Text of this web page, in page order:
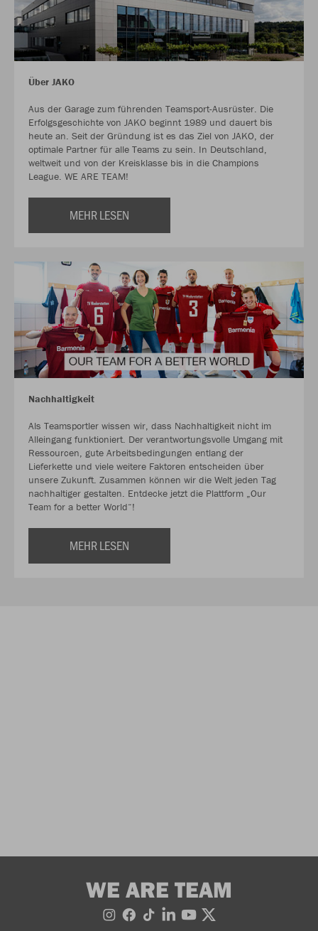
Über JAKO
Aus der Garage zum führenden Teamsport-Ausrüster. Die
Erfolgsgeschichte von JAKO beginnt 1989 und dauert bis
heute an. Seit der Gründung ist es das Ziel von JAKO, der
optimale Partner für alle Teams zu sein. In Deutschland,
weltweit und von der Kreisklasse bis in die Champions
League. WE ARE TEAM!
MEHR LESEN
Nachhaltigkeit
Als Teamsportler wissen wir, dass Nachhaltigkeit nicht im
Alleingang funktioniert. Der verantwortungsvolle Umgang mit
Ressourcen, gute Arbeitsbedingungen entlang der
Lieferkette und viele weitere Faktoren entscheiden über
unsere Zukunft. Zusammen können wir die Welt jeden Tag
nachhaltiger gestalten. Entdecke jetzt die Plattform „Our
Team for a better World“!
MEHR LESEN
WE ARE TEAM